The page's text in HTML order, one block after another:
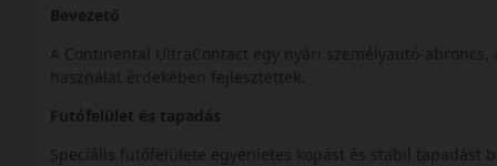
Bevezető
A Continental UltraContact egy nyári személyautó-
használat érdekében fejlesztettek.
Futófelület és tapadás
Speciális futófelülete egyenletes kopást és stabil tapadást